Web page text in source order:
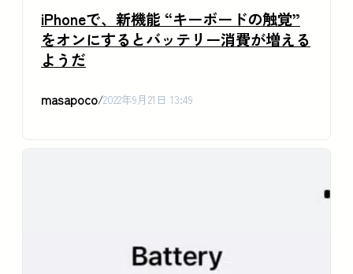
iPhoneで、新機能 “キーボードの触覚”
をオンにするとバッテリー消費が増える
ようだ
masapoco/2022年9月21日 13:49